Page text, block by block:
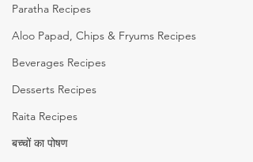
Paratha Recipes
Aloo Papad, Chips & Fryums Recipes
Beverages Recipes
Desserts Recipes
Raita Recipes
बच्चों का पोषण